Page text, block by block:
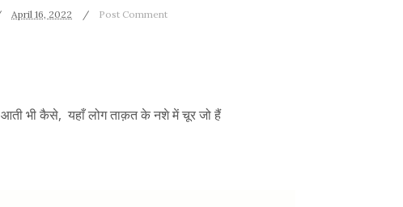
April 16, 2022 Post Comment
आती भी कैसे,  यहाँ लोग ताक़त के नशे में चूर जो हैं